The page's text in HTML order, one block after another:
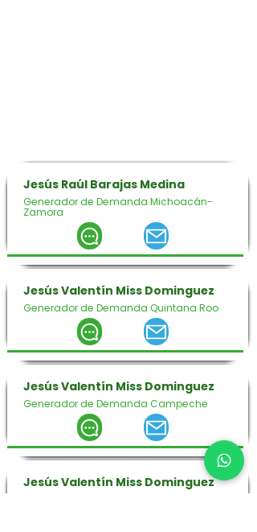
Jesús Raúl Barajas Medina
Generador de Demanda Michoacán-
Zamora
Jesús Valentín Miss Dominguez
Generador de Demanda Quintana Roo
Jesús Valentín Miss Dominguez
Generador de Demanda Campeche
Jesús Valentín Miss Dominguez